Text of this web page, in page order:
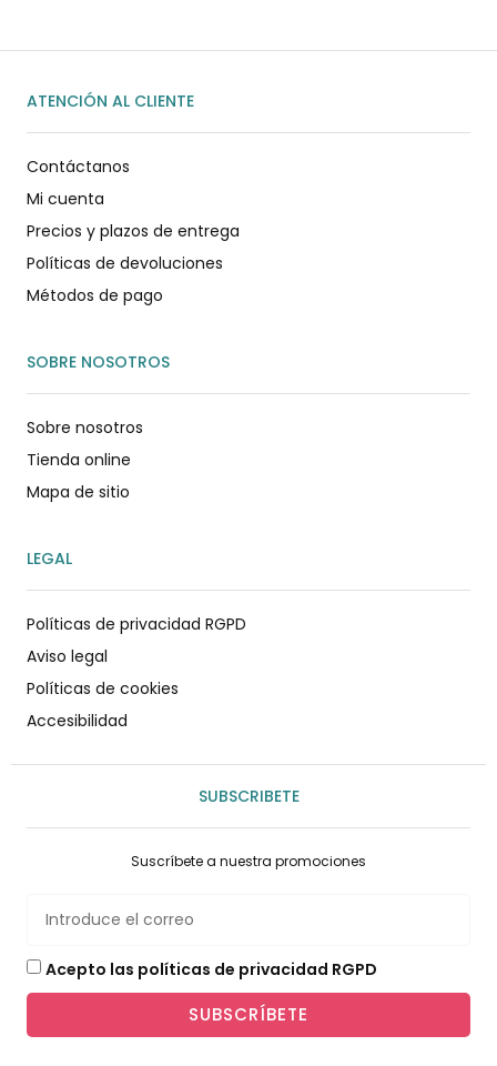
ATENCIÓN AL CLIENTE
Contáctanos
Mi cuenta
Precios y plazos de entrega
Políticas de devoluciones
Métodos de pago
SOBRE NOSOTROS
Sobre nosotros
Tienda online
Mapa de sitio
LEGAL
Políticas de privacidad RGPD
Aviso legal
Políticas de cookies
Accesibilidad
SUBSCRIBETE
Suscríbete a nuestra promociones
Acepto las políticas de privacidad RGPD
SUBSCRÍBETE